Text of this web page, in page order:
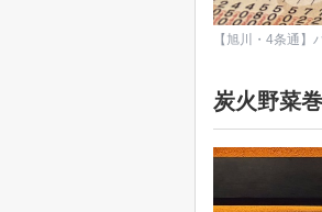
【旭川・4条通
炭火野菜